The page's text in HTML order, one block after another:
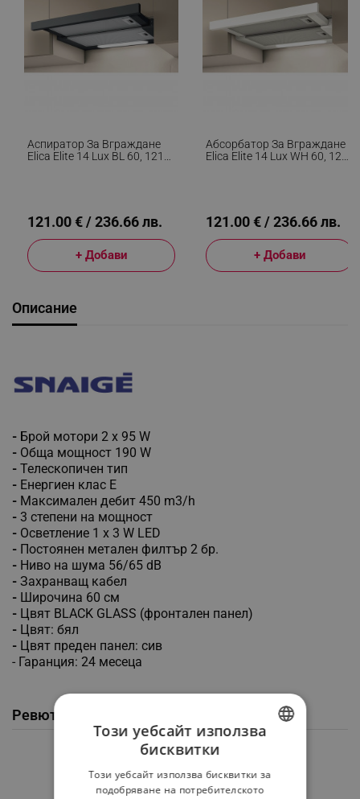
Аспиратор За Вграждане
Elica Elite 14 Lux BL 60, 121
121.00 € / 236.66 лв.
+ Добави
Абсорбатор За Вграждане
Elica Elite 14 Lux WH 60, 121
121.00 € / 236.66 лв.
+ Добави
Описание
- Брой мотори 2 х 95 W
- Обща мощност 190 W
- Телескопичен тип
- Eнергиен клас E
- Максимален дебит 450 m3/h
- 3 степени на мощност
- Осветление 1 x 3 W LED
- Постоянен метален филтър 2 бр.
- Ниво на шума 56/65 dB
- Захранващ кабел
- Широчина 60 см
- Цвят BLACK GLASS (фронтален панел)
- Цвят: бял
- Цвят преден панел: сив
- Гаранция: 24 месеца
Ревюта / Въпроси и отговори от клиенти
Средна оценка
ROMANIAN
Този уебсайт използва
бисквитки
Този уебсайт използва бисквитки за
подобряване на потребителското